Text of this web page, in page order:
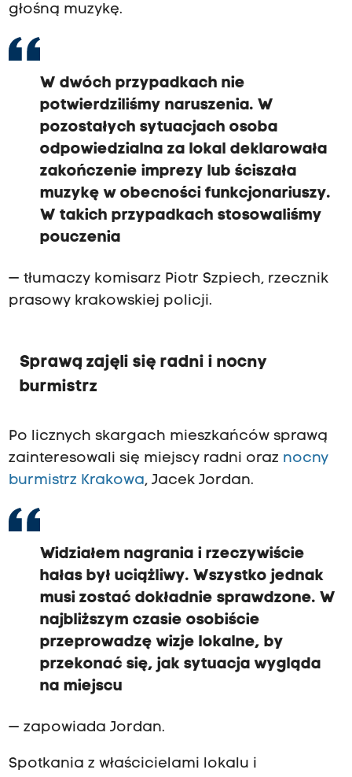
głośną muzykę.
W dwóch przypadkach nie
potwierdziliśmy naruszenia. W
pozostałych sytuacjach osoba
odpowiedzialna za lokal deklarowała
zakończenie imprezy lub ściszała
muzykę w obecności funkcjonariuszy.
W takich przypadkach stosowaliśmy
pouczenia
— tłumaczy komisarz Piotr Szpiech, rzecznik
prasowy krakowskiej policji.
Sprawą zajęli się radni i nocny
burmistrz
Po licznych skargach mieszkańców sprawą
zainteresowali się miejscy radni oraz nocny
burmistrz Krakowa, Jacek Jordan.
Widziałem nagrania i rzeczywiście
hałas był uciążliwy. Wszystko jednak
musi zostać dokładnie sprawdzone. W
najbliższym czasie osobiście
przeprowadzę wizje lokalne, by
przekonać się, jak sytuacja wygląda
na miejscu
— zapowiada Jordan.
Spotkania z właścicielami lokalu i